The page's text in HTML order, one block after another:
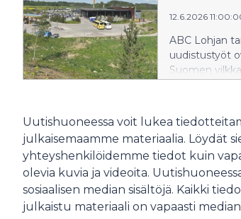
kaikki
majoitukseen
alta.
12.6.2026
ABC Lohjan
uudistustyöt
Suomen
ja
Uutishuoneessa voit lukea
julkaisemaamme materiaalia. Löydät
yhteyshenkilöidemme tiedot kuin
olevia kuvia ja videoita.
sosiaalisen median sisältöjä. Kaikki
julkaistu materiaali on vapaasti